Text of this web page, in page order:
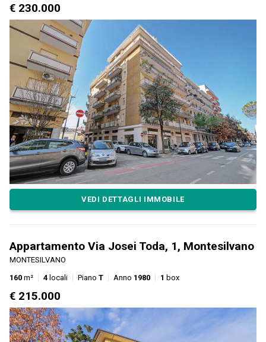
€ 230.000
VEDI DETTAGLI IMMOBILE
Appartamento Via Josei Toda, 1, Montesilvano
MONTESILVANO
160 m² 4 locali Piano T Anno 1980 1 box
€ 215.000